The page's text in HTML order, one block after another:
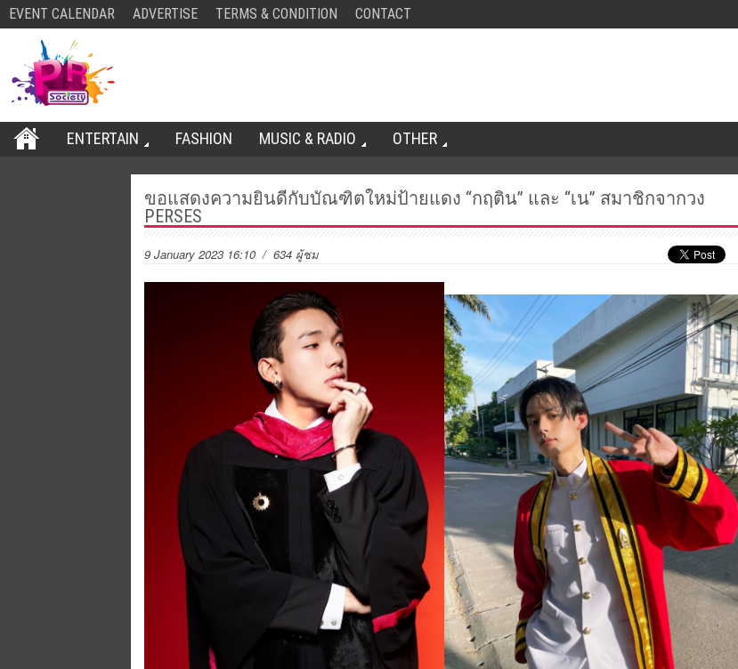
EVENT CALENDAR ADVERTISE TERMS & CONDITION CONTACT
ENTERTAIN FASHION MUSIC & RADIO OTHER
ขอแสดงความยินดีกับบัณฑิตใหม่ป้ายแดง “กฤติน” และ “เน” สมาชิกจากวง
PERSES
9 January 2023 16:10 / 634 ผู้ชม